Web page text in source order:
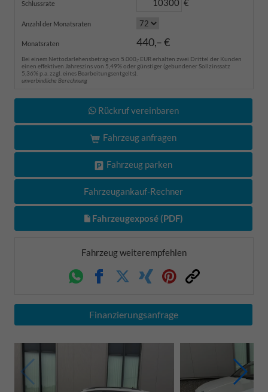
Schlussrate €
Anzahl der Monatsraten
Monatsraten 440,– €
Bei einem Nettodarlehensbetrag von 5.000,- EUR erhalten zwei Drittel der Kunden
einen effektiven Jahreszins von 5,49% oder günstiger (gebundener Sollzinssatz
5,36% p.a. zzgl. eines Bearbeitungsentgelts).
unverbindliche Berechnung
Rückruf vereinbaren
Fahrzeug anfragen
Fahrzeug parken
Fahrzeugankauf-Rechner
Fahrzeugexposé (PDF)
Fahrzeug weiterempfehlen
WhatsappFacebookTwitterXing PinterestLink
Finanzierungsanfrage